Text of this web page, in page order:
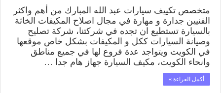
متخصص تكييف سيارات عبد الله المبارك من أهم واكثر
الفنيين جدارة و مهارة في مجال اصلاح المكيفات الخاثة
بالسيارة تستطيع ان تجده في شركتنا، شركة تصليح
وصيانة السيارات ككل و المكيفات بشكل خاص موقعها
في الكويت ويتواجد عدة فروع لها في جميع مناطق
وانحاء الكويت، مكيف السيارة جهاز هام جدا …
أكمل القراءة »